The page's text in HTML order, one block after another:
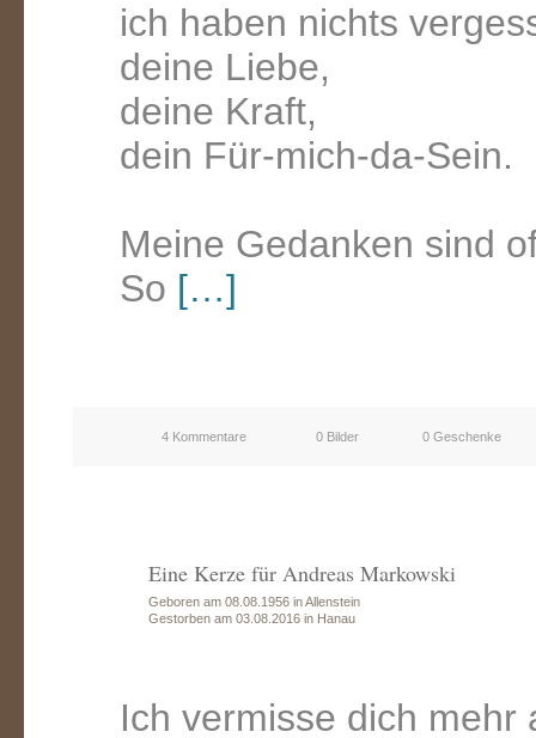
ich haben nichts
deine Liebe,
deine Kraft,
dein Für-mich-da-Sein.
Meine Gedanken sind
So […]
4 Kommentare 0 Bilder 0 Geschenke
Eine Kerze für Andreas Markowski
Geboren am 08.08.1956 in Allenstein
Gestorben am 03.08.2016 in Hanau
Ich vermisse dich